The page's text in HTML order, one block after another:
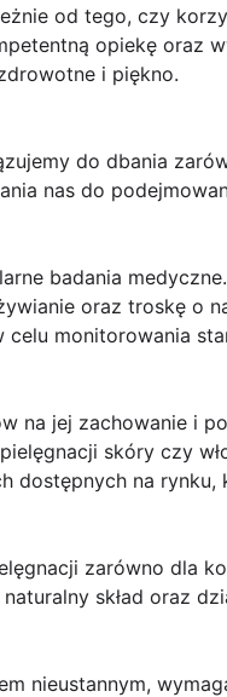
od tego, czy
opiekę oraz
i piękno.
do dbania
nas do
badania
oraz troskę o
monitorowania
na jej zachowanie i
skóry czy
dostępnych na
zarówno dla
skład oraz
nieustannym,